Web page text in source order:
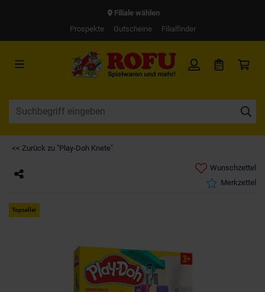
Filiale wählen
Prospekte
Gutscheine Filialfinder
<< Zurück zu "Play-Doh Knete"
Wunschzettel
Merkzettel
Topseller